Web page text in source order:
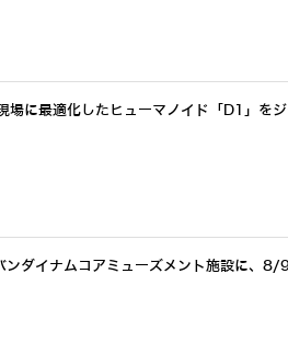
場に最適化したヒューマノイド「D1」
ダイナムコアミューズメント施設に、8/